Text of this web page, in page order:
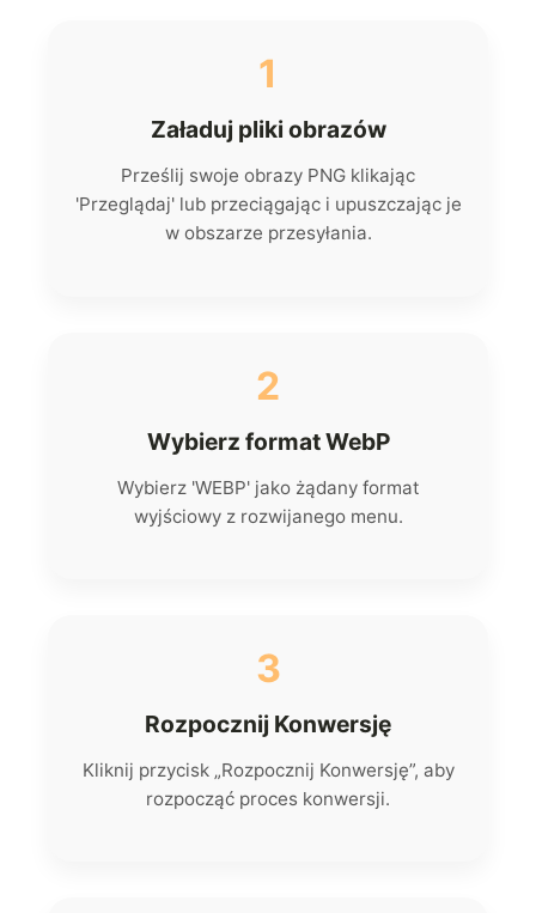
1
Załaduj pliki obrazów
Prześlij swoje obrazy PNG klikając
'Przeglądaj' lub przeciągając i upuszczając je
w obszarze przesyłania.
2
Wybierz format WebP
Wybierz 'WEBP' jako żądany format
wyjściowy z rozwijanego menu.
3
Rozpocznij Konwersję
Kliknij przycisk „Rozpocznij Konwersję”, aby
rozpocząć proces konwersji.